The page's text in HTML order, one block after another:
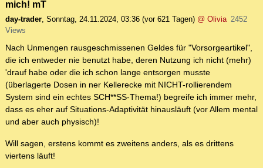
mich! mT
day-trader, Sonntag, 24.11.2024, 03:36 (vor 621 Tagen) @ Olivia 2452
Views
Nach Unmengen rausgeschmissenen Geldes für "Vorsorgeartikel",
die ich entweder nie benutzt habe, deren Nutzung ich nicht (mehr)
'drauf habe oder die ich schon lange entsorgen musste
(überlagerte Dosen in ner Kellerecke mit NICHT-rollierendem
System sind ein echtes SCH**SS-Thema!) begreife ich immer mehr,
dass es eher auf Situations-Adaptivität hinausläuft (vor Allem mental
und aber auch physisch)!
Will sagen, erstens kommt es zweitens anders, als es drittens
viertens läuft!